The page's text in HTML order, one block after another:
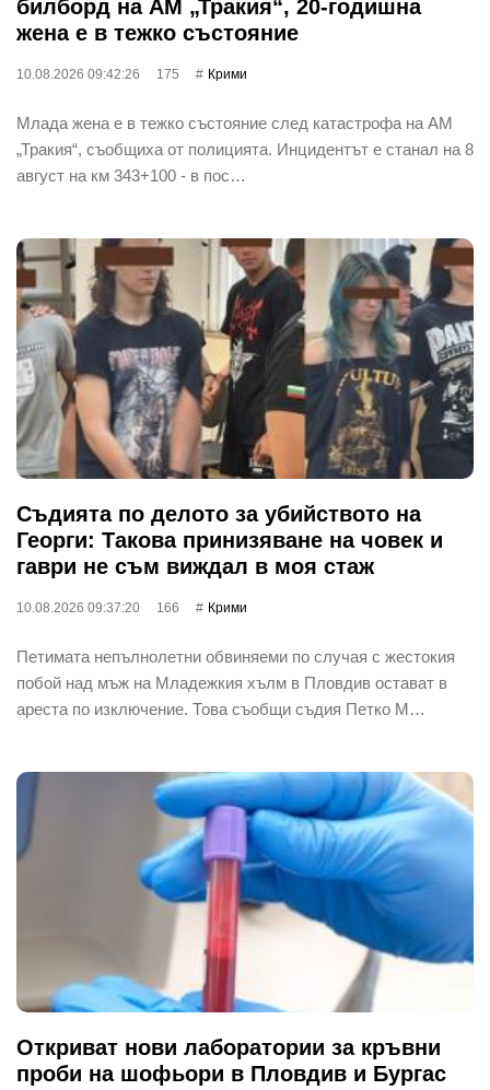
билборд на АМ „Тракия“, 20-годишна
жена е в тежко състояние
10.08.2026 09:42:26 175 Крими
Млада жена е в тежко състояние след катастрофа на АМ
„Тракия“, съобщиха от полицията. Инцидентът е станал на 8
август на км 343+100 - в пос…
Съдията по делото за убийството на
Георги: Такова принизяване на човек и
гаври не съм виждал в моя стаж
10.08.2026 09:37:20 166 Крими
Петимата непълнолетни обвиняеми по случая с жестокия
побой над мъж на Младежкия хълм в Пловдив остават в
ареста по изключение. Това съобщи съдия Петко М…
Откриват нови лаборатории за кръвни
проби на шофьори в Пловдив и Бургас